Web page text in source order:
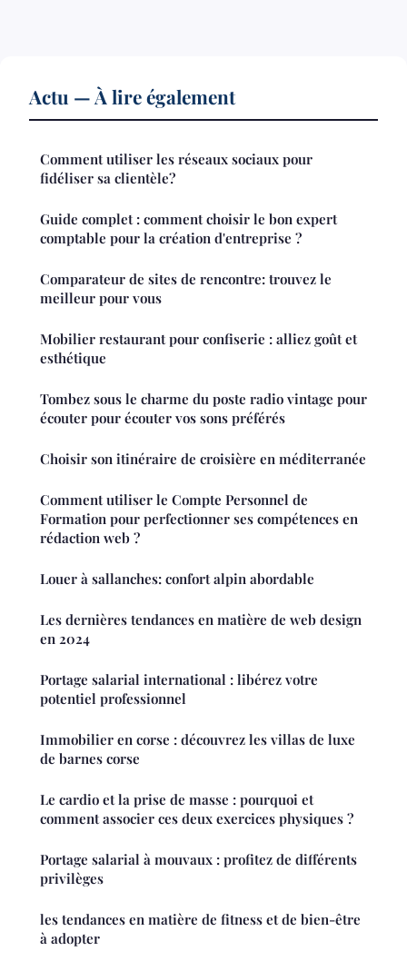
Actu — À lire également
Comment utiliser les réseaux sociaux pour
fidéliser sa clientèle?
Guide complet : comment choisir le bon expert
comptable pour la création d'entreprise ?
Comparateur de sites de rencontre: trouvez le
meilleur pour vous
Mobilier restaurant pour confiserie : alliez goût et
esthétique
Tombez sous le charme du poste radio vintage pour
écouter pour écouter vos sons préférés
Choisir son itinéraire de croisière en méditerranée
Comment utiliser le Compte Personnel de
Formation pour perfectionner ses compétences en
rédaction web ?
Louer à sallanches: confort alpin abordable
Les dernières tendances en matière de web design
en 2024
Portage salarial international : libérez votre
potentiel professionnel
Immobilier en corse : découvrez les villas de luxe
de barnes corse
Le cardio et la prise de masse : pourquoi et
comment associer ces deux exercices physiques ?
Portage salarial à mouvaux : profitez de différents
privilèges
les tendances en matière de fitness et de bien-être
à adopter